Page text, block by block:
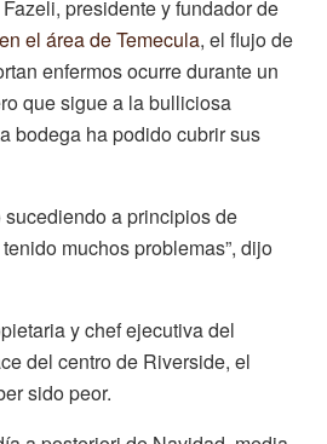
presidente y fundador de
el área de Temecula, el flujo de
enfermos ocurre durante un
que sigue a la bulliciosa
bodega ha podido cubrir sus
sucediendo a principios de
muchos problemas”, dijo
y chef ejecutiva del
del centro de Riverside, el
sido peor.